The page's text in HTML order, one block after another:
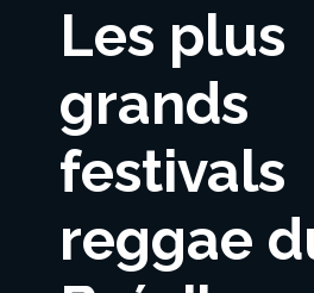
Les plus
grands
festivals
reggae